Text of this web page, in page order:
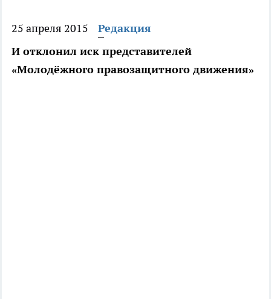
25 апреля 2015
Редакция
И отклонил иск представителей
«Молодёжного правозащитного движения»